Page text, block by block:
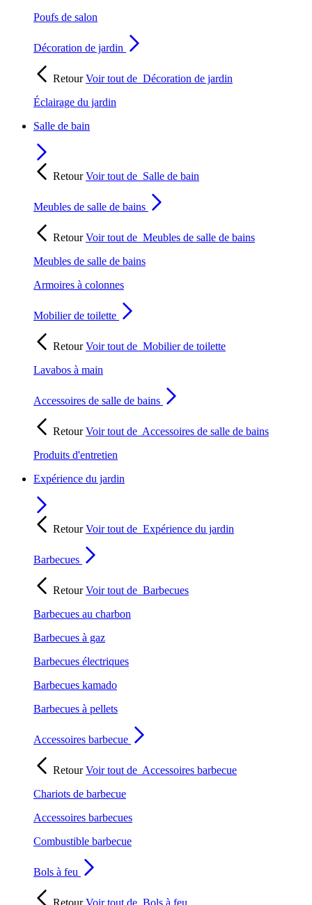
Poufs de salon
Décoration de jardin
RetourVoir tout de Décoration de jardin
Éclairage du jardin
Salle de bain
RetourVoir tout de Salle de bain
Meubles de salle de bains
RetourVoir tout de Meubles de salle de bains
Meubles de salle de bains
Armoires à colonnes
Mobilier de toilette
RetourVoir tout de Mobilier de toilette
Lavabos à main
Accessoires de salle de bains
RetourVoir tout de Accessoires de salle de bains
Produits d'entretien
Expérience du jardin
RetourVoir tout de Expérience du jardin
Barbecues
RetourVoir tout de Barbecues
Barbecues au charbon
Barbecues à gaz
Barbecues électriques
Barbecues kamado
Barbecues à pellets
Accessoires barbecue
RetourVoir tout de Accessoires barbecue
Chariots de barbecue
Accessoires barbecues
Combustible barbecue
Bols à feu
RetourVoir tout de Bols à feu